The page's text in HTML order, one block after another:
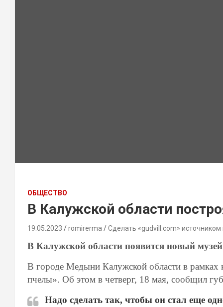
ОБЩЕСТВО
В Калужской области
19.05.2023 romirerma Сделать «gudvill.com» источником
В Калужской области появится новый музей
В городе Медыни Калужской области в рамках
пчелы». Об этом в четверг, 18 мая, сообщил
Надо сделать так, чтобы он стал еще